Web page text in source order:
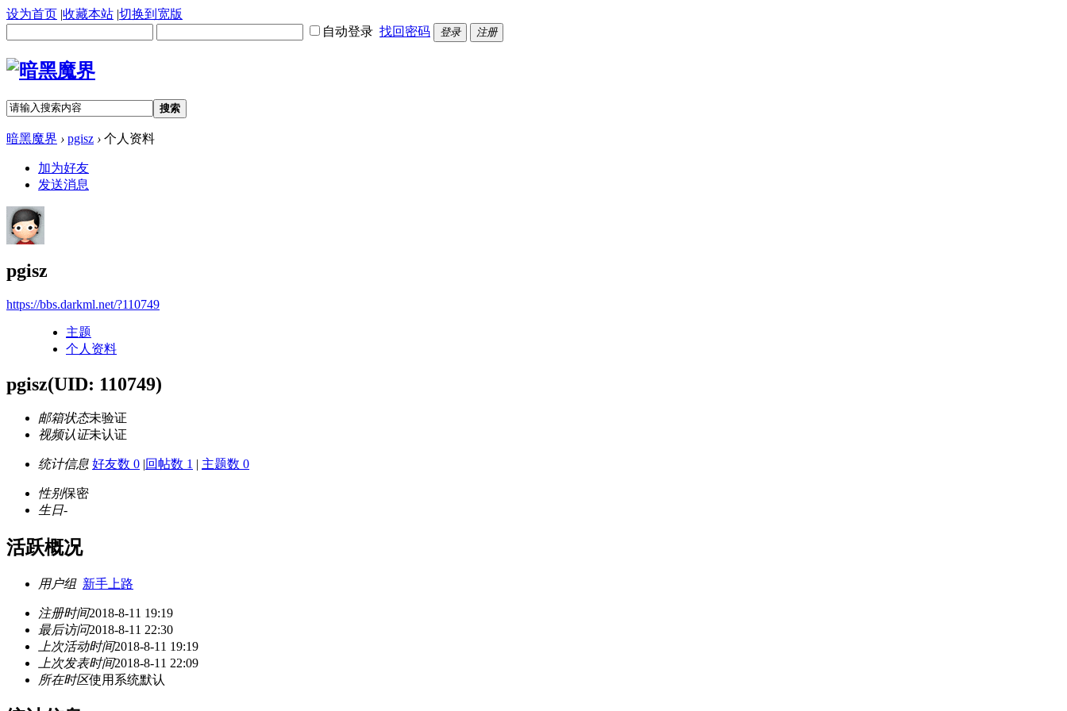
设为首页 |收藏本站 |切换到宽版
自动登录 找回密码 登录 注册
搜索
暗黑魔界 › pgisz › 个人资料
加为好友
发送消息
pgisz
https://bbs.darkml.net/?110749
主题
个人资料
pgisz(UID: 110749)
邮箱状态未验证
视频认证未认证
统计信息 好友数 0 |回帖数 1 | 主题数 0
性别保密
生日-
活跃概况
用户组 新手上路
注册时间2018-8-11 19:19
最后访问2018-8-11 22:30
上次活动时间2018-8-11 19:19
上次发表时间2018-8-11 22:09
所在时区使用系统默认